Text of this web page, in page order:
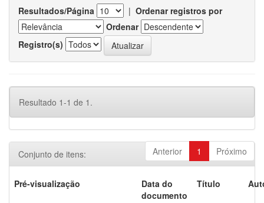
Resultados/Página | Ordenar registros por
Ordenar
Registro(s)
Resultado 1-1 de 1.
Anterior 1 Próximo
Conjunto de itens:
Pré-visualização
Data do
documento
Título